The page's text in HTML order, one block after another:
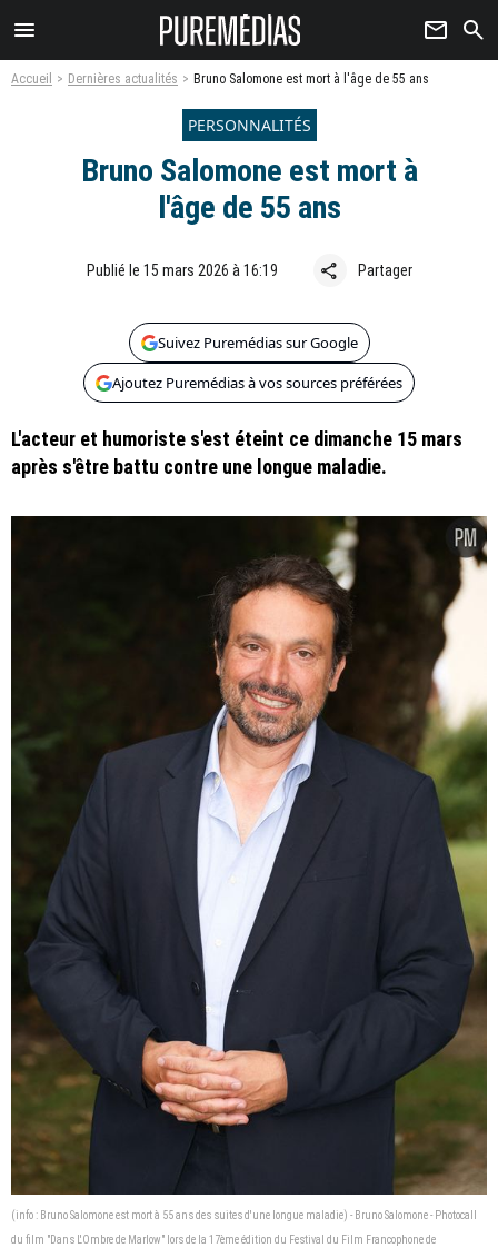
menu newsletter search
Accueil Dernières actualités Bruno Salomone est mort à l'âge de 55 ans
PERSONNALITÉS
Bruno Salomone est mort à
l'âge de 55 ans
Publié le 15 mars 2026 à 16:19 share Partager
Suivez Puremédias sur Google
Ajoutez Puremédias à vos sources préférées
L'acteur et humoriste s'est éteint ce dimanche 15 mars
après s'être battu contre une longue maladie.
(info : Bruno Salomone est mort à 55 ans des suites d'une longue maladie) - Bruno Salomone - Photocall
du film "Dans L'Ombre de Marlow" lors de la 17ème édition du Festival du Film Francophone de